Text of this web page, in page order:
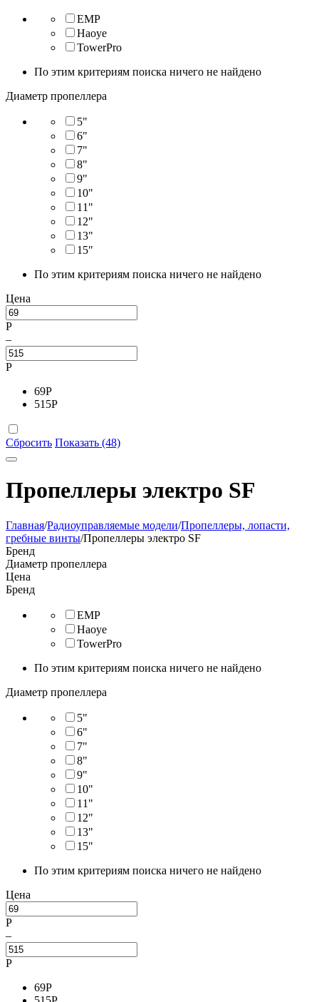
EMP
Haoye
TowerPro
По этим критериям поиска ничего не найдено
Диаметр пропеллера
5"
6"
7"
8"
9"
10"
11"
12"
13"
15"
По этим критериям поиска ничего не найдено
Цена
Р
–
Р
69Р
515Р
Сбросить Показать (48)
Пропеллеры электро SF
Главная/Радиоуправляемые модели/Пропеллеры, лопасти,
гребные винты/Пропеллеры электро SF
Бренд
Диаметр пропеллера
Цена
Бренд
EMP
Haoye
TowerPro
По этим критериям поиска ничего не найдено
Диаметр пропеллера
5"
6"
7"
8"
9"
10"
11"
12"
13"
15"
По этим критериям поиска ничего не найдено
Цена
Р
–
Р
69Р